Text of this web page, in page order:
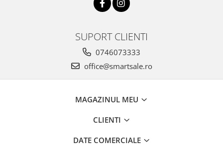
SUPORT CLIENTI
0746073333
office@smartsale.ro
MAGAZINUL MEU
CLIENTI
DATE COMERCIALE